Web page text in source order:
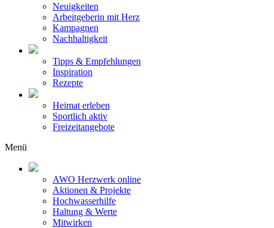
Neuigkeiten
Arbeitgeberin mit Herz
Kampagnen
Nachhaltigkeit
Tipps & Empfehlungen
Inspiration
Rezepte
Heimat erleben
Sportlich aktiv
Freizeitangebote
Menü
AWO Herzwerk online
Aktionen & Projekte
Hochwasserhilfe
Haltung & Werte
Mitwirken